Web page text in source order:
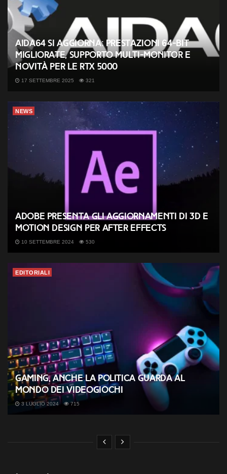
AIDA64 si aggiorna: prestazioni 64-bit
migliorate, supporto multi-monitor e
novità per le RTX 5000
17 SETTEMBRE 2025 321
NEWS
Adobe presenta gli aggiornamenti di 3D e
Motion Design per After Effects
10 SETTEMBRE 2024 530
EDITORIALI
Gaming, anche la politica guarda al
mondo dei videogiochi
3 LUGLIO 2024 715